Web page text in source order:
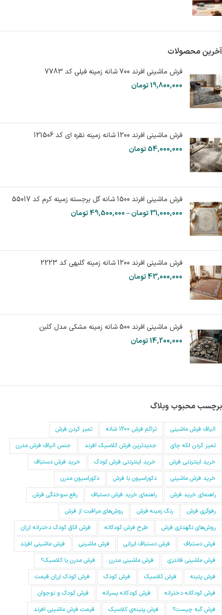
آخرین محصولات
فرش ماشینی افرند 700 شانه زمینه فیلی کد 7783
19,800,000تومان
فرش ماشینی افرند 1200 شانه زمینه نقره ای کد 121506
54,000,000تومان
فرش ماشینی افرند 1500 شانه گل برجسته زمینه کرم کد 55017
31,000,000تومان–
49,500,000تومان
فرش ماشینی افرند 1200 شانه زمینه گلبهی کد 2223
43,000,000تومان
فرش ماشینی افرند 500 شانه زمینه مشکی مدل گلبن
14,200,000تومان
برچسب محبوب وبلاگ
الیاف فرش ماشینی تراکم فرش 1200 شانه
تمیز کردن فرش
تمیز کردن لکه چای
جدیدترین فرش کلاسیک افرند
جنس الیاف فرش مدرن
خرید اینترنتی فرش
خرید اینترنتی فرش کودک
خرید فرش دستباف
خرید فرش ماشینی
دکوراسیون با فرش
دکوراسیون مدرن
راهنمای خرید فرش
راهنمای خرید فرش دستباف
رفع سوختگی فرش
رفوگری فرش
رنگ زمینه فرش
روش‌های مراقبت از فرش
روش‌های نگهداری فرش
طرح فرش کودکانه
فرش اتاق کودک دخترانه ارزان
فرش دستباف
فرش دستباف ایرانی فرش ماشینی
فرش ماشینی افرند
فرش ماشینی فانتزی
فرش ماشینی مدرن
فرش مدرن یا کلاسیک؟
فرش پتینه
فرش کلاسیک فرش کودک
فرش کودک ارزان قیمت
فرش کودکانه دخترانه
فرش کودکانه پسرانه
فرش کودک و نوجوان
فرش گبه چیست؟
فرش‌ پتینه‌ی کلاسیک
قیمت فرش ماشینی افرند